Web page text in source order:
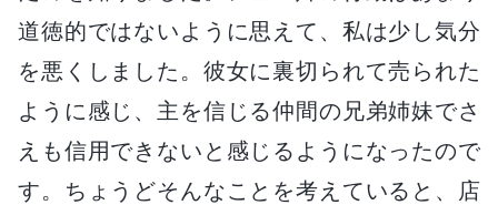
道徳的ではないように思えて、私は少し気分
を悪くしました。彼女に裏切られて売られた
ように感じ、主を信じる仲間の兄弟姉妹でさ
えも信用できないと感じるようになったので
す。ちょうどそんなことを考えていると、店